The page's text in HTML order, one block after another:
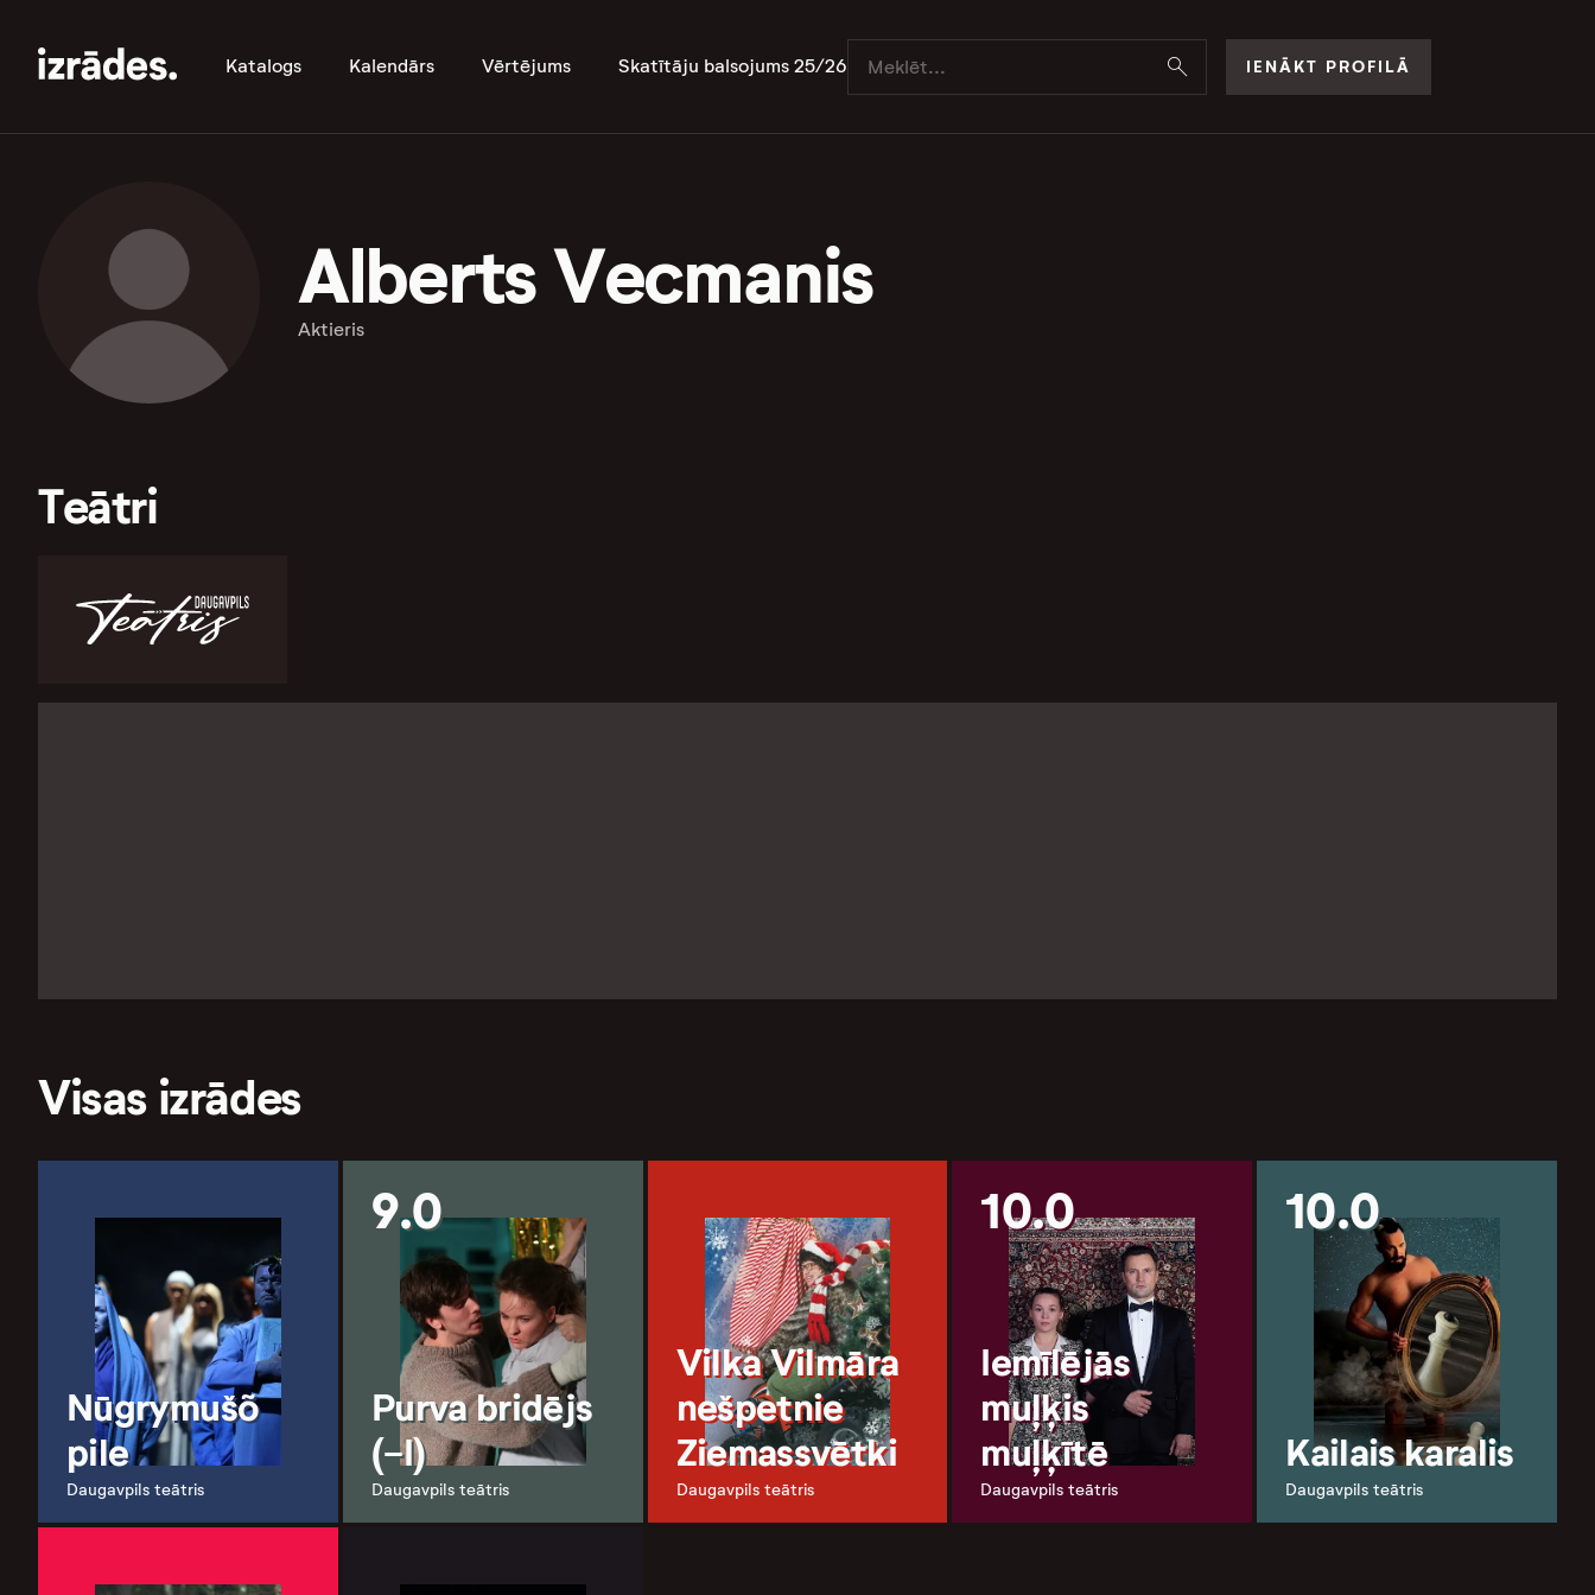
Katalogs Kalendārs Vērtējums Skatītāju balsojums 25/26 IENĀKT PROFILĀ
Alberts Vecmanis
Aktieris
Teātri
Visas izrādes
Nūgrymušõ
pile
Daugavpils teātris
9.0
Purva bridējs
(-I)
Daugavpils teātris
Vilka Vilmāra
nešpetnie
Ziemassvētki
Daugavpils teātris
10.0
Iemīlējās
muļķis
muļķītē
Daugavpils teātris
10.0
Kailais karalis
Daugavpils teātris